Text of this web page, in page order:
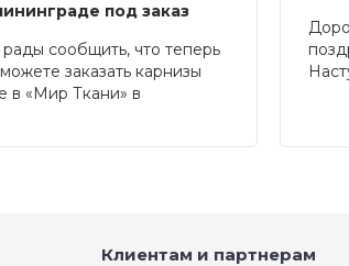
под заказ
сообщить, что теперь
заказать карнизы
в «Мир Ткани» в
Клиентам и партнерам